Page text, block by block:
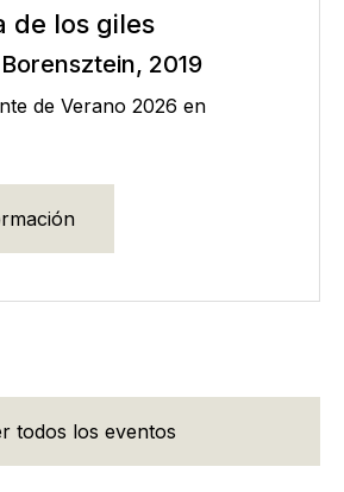
de los giles
2019
de Verano 2026 en
todos los eventos